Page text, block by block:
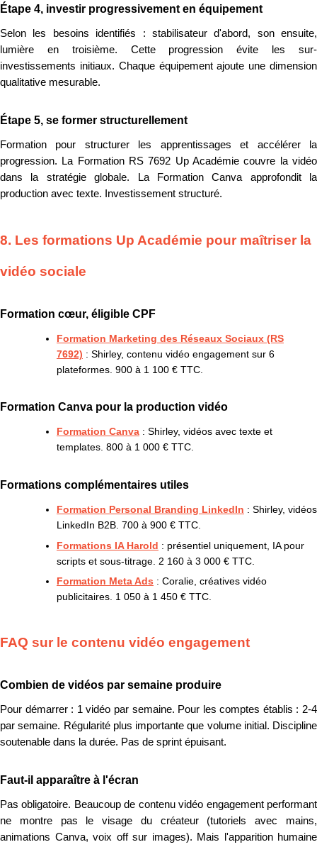
Étape 4, investir progressivement en équipement
Selon les besoins identifiés : stabilisateur d'abord, son ensuite,
lumière en troisième. Cette progression évite les sur-
investissements initiaux. Chaque équipement ajoute une dimension
qualitative mesurable.
Étape 5, se former structurellement
Formation pour structurer les apprentissages et accélérer la
progression. La Formation RS 7692 Up Académie couvre la vidéo
dans la stratégie globale. La Formation Canva approfondit la
production avec texte. Investissement structuré.
8. Les formations Up Académie pour maîtriser la
vidéo sociale
Formation cœur, éligible CPF
Formation Marketing des Réseaux Sociaux (RS
7692) : Shirley, contenu vidéo engagement sur 6
plateformes. 900 à 1 100 € TTC.
Formation Canva pour la production vidéo
Formation Canva : Shirley, vidéos avec texte et
templates. 800 à 1 000 € TTC.
Formations complémentaires utiles
Formation Personal Branding LinkedIn : Shirley, vidéos
LinkedIn B2B. 700 à 900 € TTC.
Formations IA Harold : présentiel uniquement, IA pour
scripts et sous-titrage. 2 160 à 3 000 € TTC.
Formation Meta Ads : Coralie, créatives vidéo
publicitaires. 1 050 à 1 450 € TTC.
FAQ sur le contenu vidéo engagement
Combien de vidéos par semaine produire
Pour démarrer : 1 vidéo par semaine. Pour les comptes établis : 2-4
par semaine. Régularité plus importante que volume initial. Discipline
soutenable dans la durée. Pas de sprint épuisant.
Faut-il apparaître à l'écran
Pas obligatoire. Beaucoup de contenu vidéo engagement performant
ne montre pas le visage du créateur (tutoriels avec mains,
animations Canva, voix off sur images). Mais l'apparition humaine